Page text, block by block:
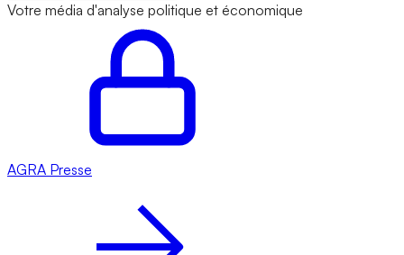
Votre média d'analyse politique et économique
AGRA Presse